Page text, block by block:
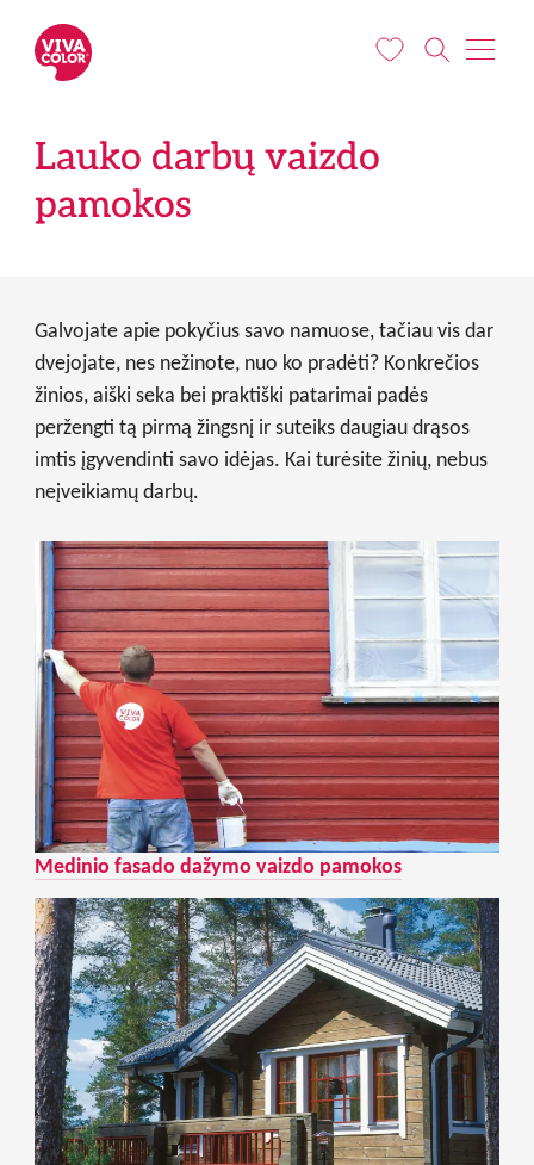
Lauko darbų vaizdo
pamokos
Galvojate apie pokyčius savo namuose, tačiau vis dar
dvejojate, nes nežinote, nuo ko pradėti? Konkrečios
žinios, aiški seka bei praktiški patarimai padės
peržengti tą pirmą žingsnį ir suteiks daugiau drąsos
imtis įgyvendinti savo idėjas. Kai turėsite žinių, nebus
neįveikiamų darbų.
Medinio fasado dažymo vaizdo pamokos